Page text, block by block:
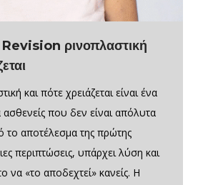
ρινοπλαστική
και πότε χρειάζεται είναι ένα
που δεν είναι απόλυτα
το αποτέλεσμα της πρώτης
περιπτώσεις, υπάρχει λύση και
να «το αποδεχτεί» κανείς. Η